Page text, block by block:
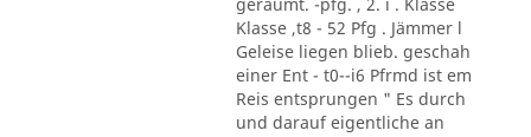
Klasse ,t8 - 52 Pfg . Jämmer l
Geleise liegen blieb. geschah
einer Ent - t0--i6 Pfrmd ist em
Reis entsprungen " Es durch
und darauf eigentliche an